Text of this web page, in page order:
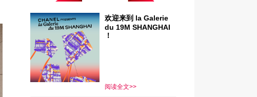
欢迎来到 la Galerie
du 19M SHANGHAI
！
阅读全文>>